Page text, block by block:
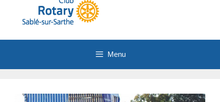
Menu